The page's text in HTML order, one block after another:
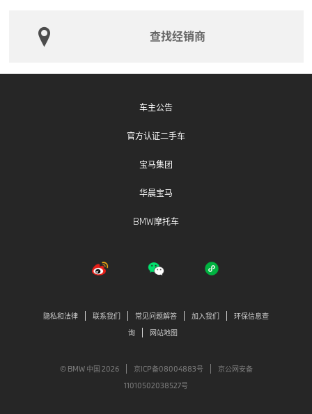
查找经销商
车主公告
官方认证二手车
宝马集团
华晨宝马
BMW摩托车
隐私和法律 联系我们 常见问题解答 加入我们
环保信息查
询
网站地图
© BMW 中国 2026 京ICP备08004883号
京公网安备
11010502038527号